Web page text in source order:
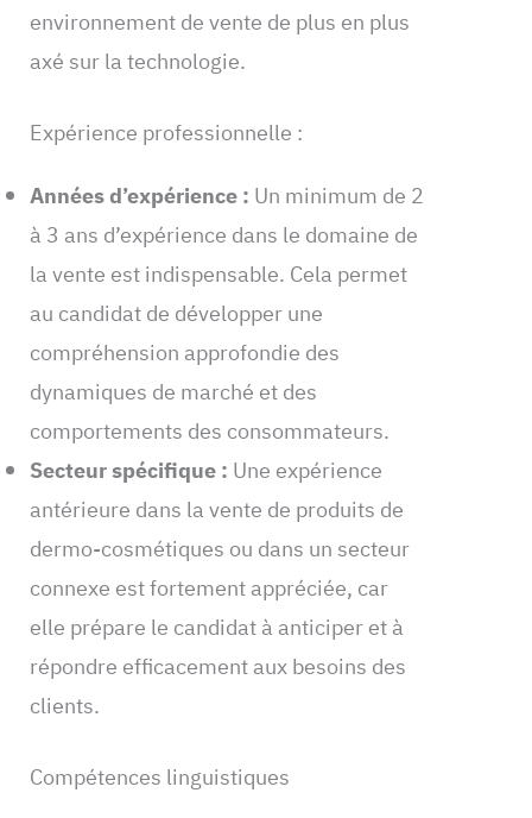
environnement de vente de plus en plus
axé sur la technologie.
Expérience professionnelle :
Années d’expérience : Un minimum de 2
à 3 ans d’expérience dans le domaine de
la vente est indispensable. Cela permet
au candidat de développer une
compréhension approfondie des
dynamiques de marché et des
comportements des consommateurs.
Secteur spécifique : Une expérience
antérieure dans la vente de produits de
dermo-cosmétiques ou dans un secteur
connexe est fortement appréciée, car
elle prépare le candidat à anticiper et à
répondre efficacement aux besoins des
clients.
Compétences linguistiques